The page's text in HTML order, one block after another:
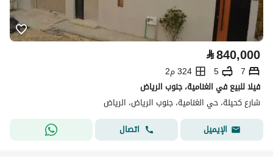
⃁840,000
7
5
324 م2
فيلا للبيع في الغنامية، جنوب الرياض
شارع كحيلة، حي الغنامية، جنوب الرياض، الرياض
الإيميل
اتصال